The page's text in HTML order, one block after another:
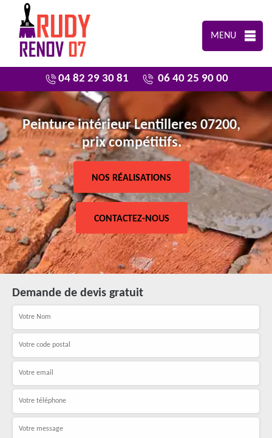
MENU
04 82 29 30 81 06 40 25 90 00
Peinture intérieur Lentilleres 07200,
prix compétitifs.
NOS RÉALISATIONS
CONTACTEZ-NOUS
Demande de devis gratuit